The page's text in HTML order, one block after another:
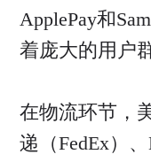
ApplePay和
着庞大的用户
在物流环节，
递（FedEx）